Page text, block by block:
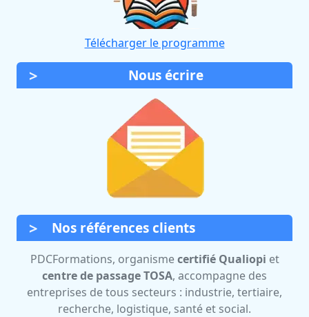
Télécharger le programme
Nous écrire
Nos références clients
PDCFormations, organismecertifié Qualiopi et
centre de passage TOSA, accompagne des
entreprises de tous secteurs : industrie, tertiaire,
recherche, logistique, santé et social.